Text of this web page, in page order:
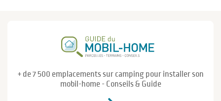
+ de 7 500 emplacements sur camping pour installer son
mobil-home - Conseils & Guide